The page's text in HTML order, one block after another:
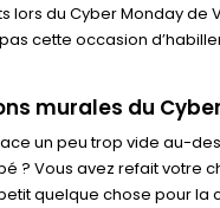
lors du Cyber Monday de
cette occasion
murales du
un peu trop vide au-
? Vous avez refait votre
quelque chose pour la